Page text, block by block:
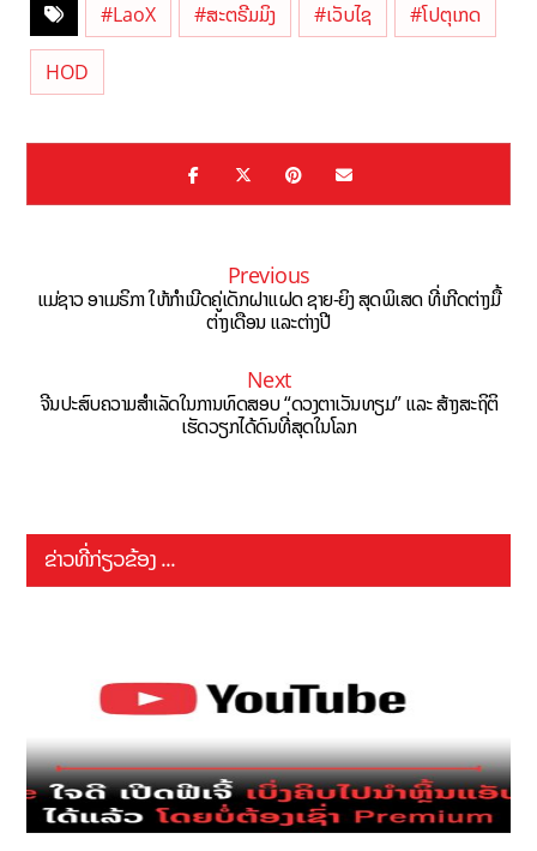
#LaoX #ສະຕຣີມມິງ #ເວັບໄຊ #ໂປຕຸເກດ
HOD
Previous
ແມ່ຊາວ ອາເມຣິກາ ໃຫ້ກຳເນີດຄູ່ເດັກຝາແຝດ ຊາຍ-ຍິງ ສຸດພິເສດ ທີ່ເກີດຕ່າງມື້
ຕ່າງເດືອນ ແລະຕ່າງປີ
Next
ຈີນປະສົບຄວາມສຳເລັດໃນການທົດສອບ “ດວງຕາເວັນທຽມ” ແລະ ສ້າງສະຖິຕິ
ເຮັດວຽກໄດ້ດົນທີ່ສຸດໃນໂລກ
ຂ່າວທີ່ກ່ຽວຂ້ອງ ...